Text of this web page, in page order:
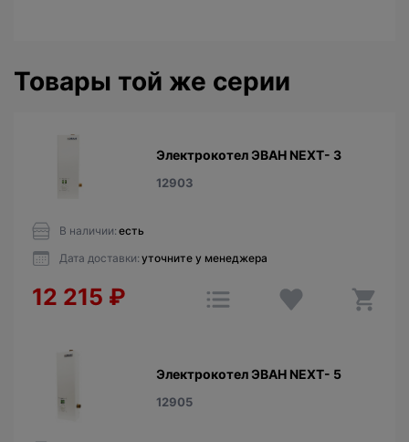
Товары той же серии
Электрокотел ЭВАН NEXT- 3
12903
В наличии: есть
Дата доставки: уточните у менеджера
12 215 ₽
Электрокотел ЭВАН NEXT- 5
12905